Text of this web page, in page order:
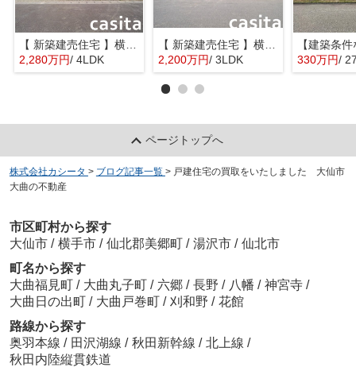
【 新築建売住宅 】横手市八幡字長者町No58 横手北小学校区のオール電化 4LDK
2,280万円/ 4LDK
【 新築建売住宅 】横手市八幡字長者町No50 横手北小学校区のオール電化 3LDK
2,200万円/ 3LDK 330万円/
ページトップへ
株式会社カシータ > ブログ記事一覧 > 戸建住宅の買取をいたしました 大仙市
大曲の不動産
市区町村から探す
大仙市 / 横手市 / 仙北郡美郷町 / 湯沢市 / 仙北市
町名から探す
大曲福見町 / 大曲丸子町 / 六郷 / 長野 / 八幡 / 神宮寺 /
大曲日の出町 / 大曲戸巻町 / 刈和野 / 花館
路線から探す
奥羽本線 / 田沢湖線 / 秋田新幹線 / 北上線 /
秋田内陸縦貫鉄道